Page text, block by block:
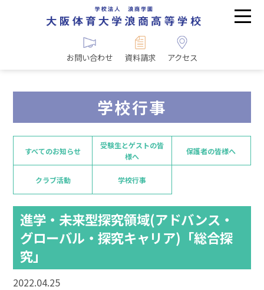
お問い合わせ 資料請求 アクセス
学校行事
すべてのお知らせ
受験生とゲストの皆
様へ
保護者の皆様へ
クラブ活動 学校行事
進学・未来型探究領域(アドバンス・
グローバル・探究キャリア)「総合探
究」
2022.04.25